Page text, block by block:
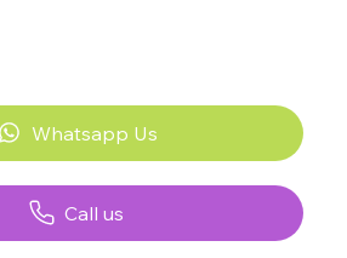
Whatsapp Us
Call us